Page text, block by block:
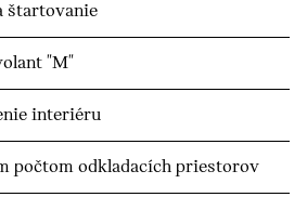
štartovanie
"M"
interiéru
počtom odkladacích priestorov